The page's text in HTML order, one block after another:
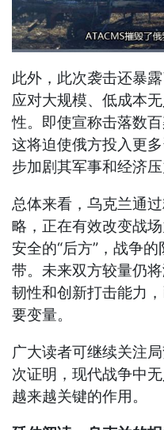
此外，此次袭击还暴
应对大规模、低成本
性。即使宣称击落数
这将迫使俄方投入更
步加剧其军事和经济压
总体来看，乌克兰通
略，正在有效改变战
安全的“后方”，战争
带。未来双方较量仍
韧性和创新打击能力
要变量。
广大读者可继续关注
次证明，现代战争中
越来越关键的作用。